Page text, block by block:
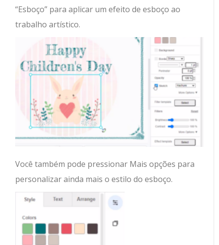
“Esboço” para aplicar um efeito de esboço ao
trabalho artístico.
Você também pode pressionar Mais opções para
personalizar ainda mais o estilo do esboço.